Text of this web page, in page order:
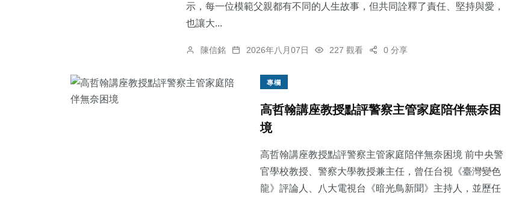
示，每一位模範父親都有不同的人生故事，但共同詮釋了責任、堅持與愛，
也讓大...
陳信銘 2026年八月07日 227 觀看 0 分享
專欄
高哲翰講座教授點評警察主管家庭陪伴無奈困
境
高哲翰講座教授點評警察主管家庭陪伴無奈困境 前中央警
官學校教授、警察大學教授兼主任，曾任台視《臺灣變色
龍》評論人、八大電視台《暗光鳥新聞》主持人，並歷任